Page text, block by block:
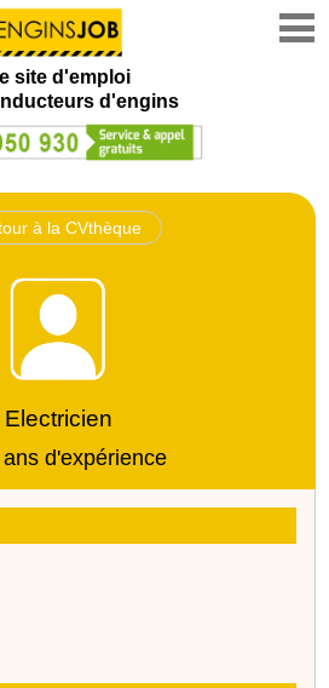
site d'emploi
d'engins
à la CVthèque
Electricien
d'expérience